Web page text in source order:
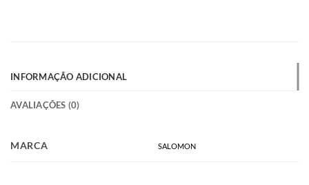
INFORMAÇÃO ADICIONAL
AVALIAÇÕES (0)
MARCA SALOMON